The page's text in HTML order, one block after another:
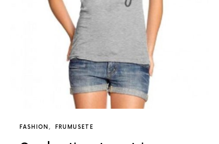
FASHION FRUMUSETE